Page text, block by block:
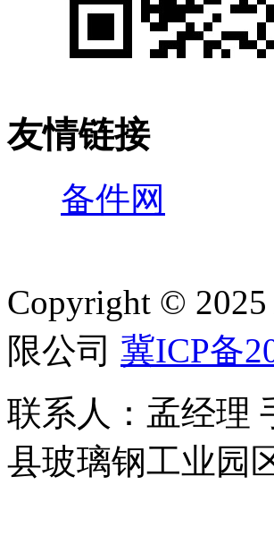
友情链接
备件网
Copyright ©
限公司 冀ICP备
联系人：孟经理
县玻璃钢工业园